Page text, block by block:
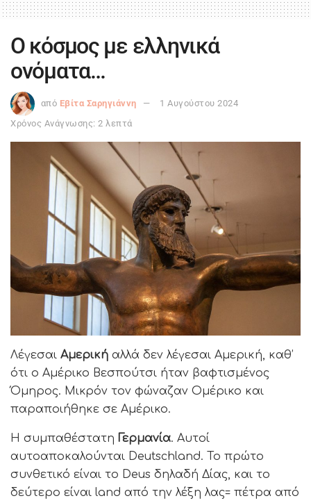
Ο κόσμος με ελληνικά
ονόματα…
από Εβίτα Σαρηγιάννη
1 Αυγούστου 2024
Χρόνος Ανάγνωσης: 2 λεπτά
Λέγεσαι Αμερική αλλά δεν λέγεσαι Αμερική, καθ’
ότι ο Αμέρικο Βεσπούτσι ήταν βαφτισμένος
Όμηρος. Μικρόν τον φώναζαν Ομέρικο και
παραποιήθηκε σε Αμέρικο.
Η συμπαθέστατη Γερμανία. Αυτοί
αυτοαποκαλούνται Deutschland. Το πρώτο
συνθετικό είναι το Deus δηλαδή Δίας, και το
δεύτερο είναι land από την λέξη λας= πέτρα από